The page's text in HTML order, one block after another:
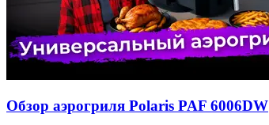
Обзор аэрогриля Polaris PAF 6006DW